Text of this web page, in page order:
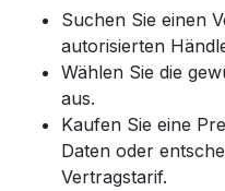
Suchen Sie einen
autorisierten
Wählen Sie die
aus.
Kaufen Sie eine
Daten oder
Vertragstarif.